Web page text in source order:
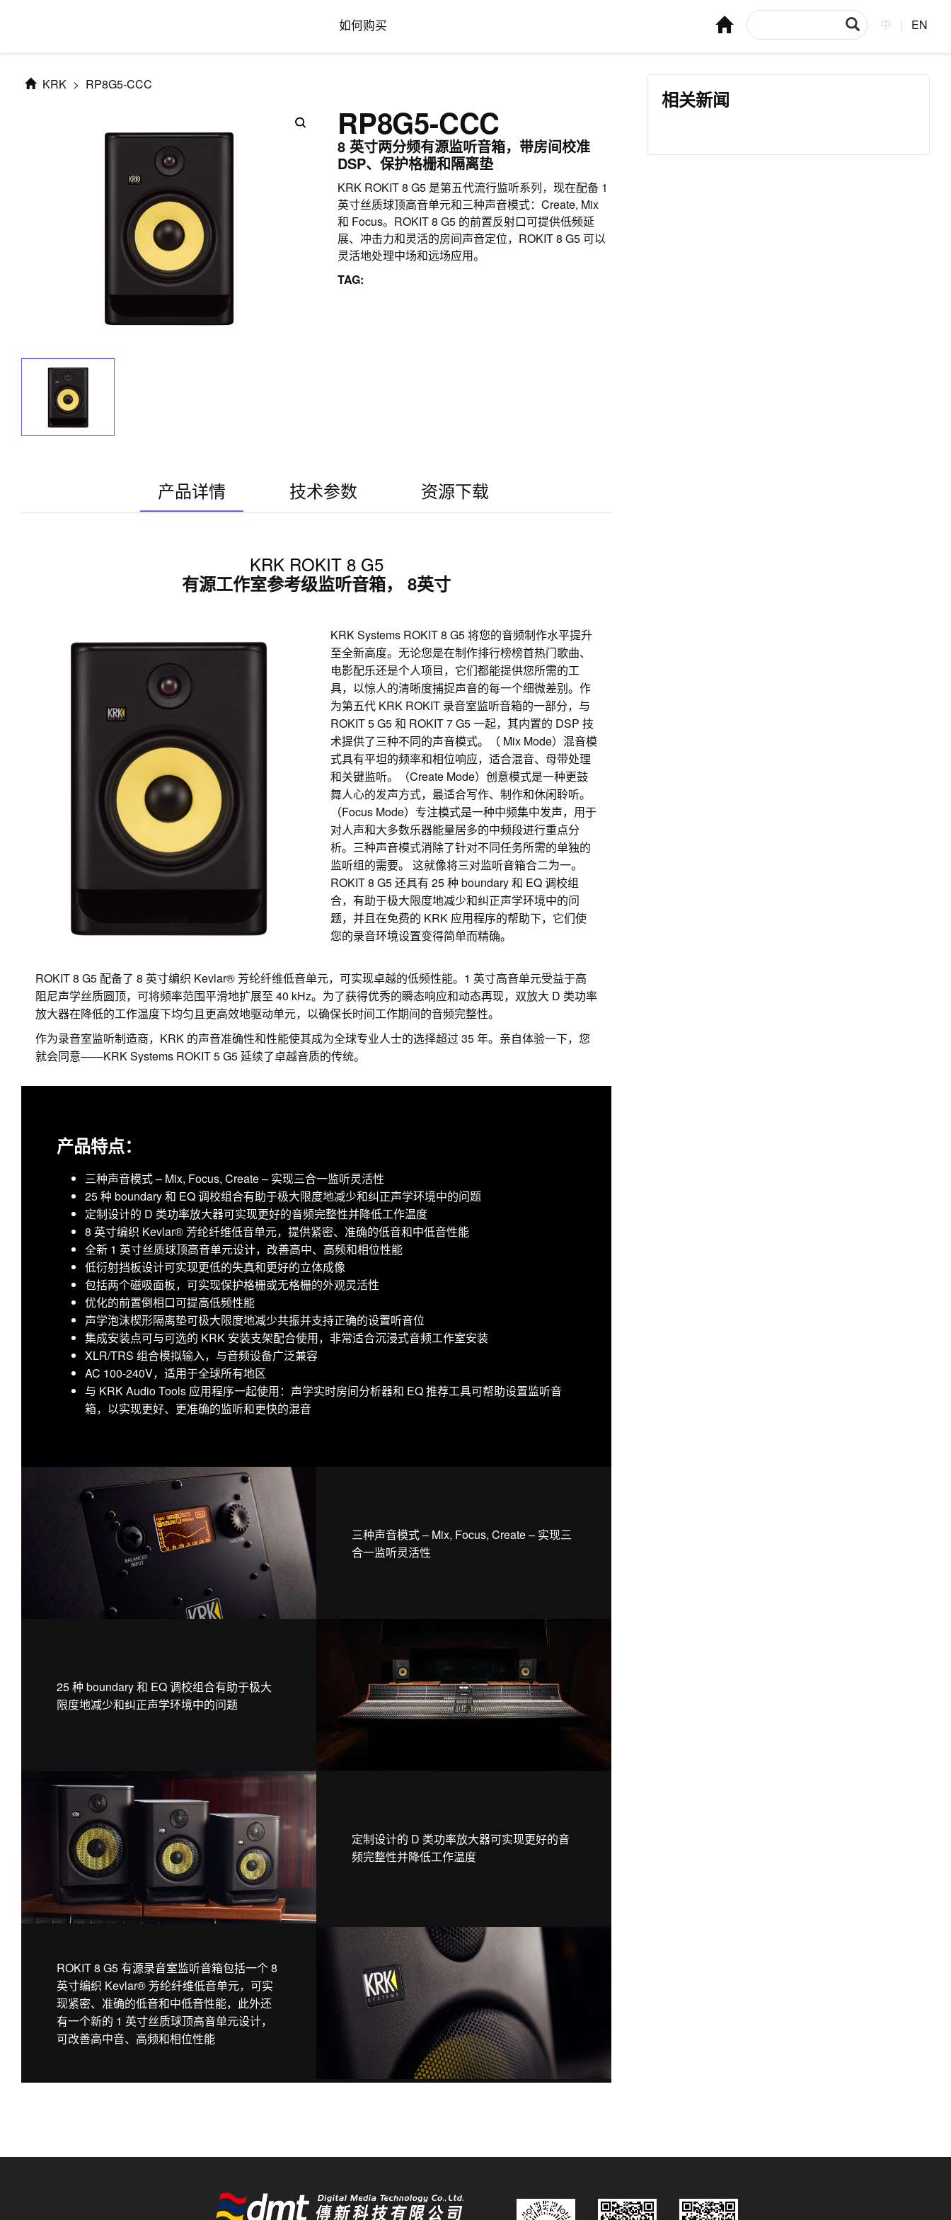
如何购买 中 EN
KRK > RP8G5-CCC
RP8G5-CCC
8 英寸两分频有源监听音箱，带房间校准
DSP、保护格栅和隔离垫
KRK ROKIT 8 G5 是第五代流行监听系列，现在配备 1
英寸丝质球顶高音单元和三种声音模式：Create, Mix
和 Focus。ROKIT 8 G5 的前置反射口可提供低频延
展、冲击力和灵活的房间声音定位，ROKIT 8 G5 可以
灵活地处理中场和远场应用。
TAG:
产品详情 技术参数 资源下载
KRK ROKIT 8 G5
有源工作室参考级监听音箱， 8英寸
KRK Systems ROKIT 8 G5 将您的音频制作水平提升
至全新高度。无论您是在制作排行榜榜首热门歌曲、
电影配乐还是个人项目，它们都能提供您所需的工
具，以惊人的清晰度捕捉声音的每一个细微差别。作
为第五代 KRK ROKIT 录音室监听音箱的一部分，与
ROKIT 5 G5 和 ROKIT 7 G5 一起，其内置的 DSP 技
术提供了三种不同的声音模式。（ Mix Mode）混音模
式具有平坦的频率和相位响应，适合混音、母带处理
和关键监听。（Create Mode）创意模式是一种更鼓
舞人心的发声方式，最适合写作、制作和休闲聆听。
（Focus Mode）专注模式是一种中频集中发声，用于
对人声和大多数乐器能量居多的中频段进行重点分
析。三种声音模式消除了针对不同任务所需的单独的
监听组的需要。 这就像将三对监听音箱合二为一。
ROKIT 8 G5 还具有 25 种 boundary 和 EQ 调校组
合，有助于极大限度地减少和纠正声学环境中的问
题，并且在免费的 KRK 应用程序的帮助下，它们使
您的录音环境设置变得简单而精确。
ROKIT 8 G5 配备了 8 英寸编织 Kevlar® 芳纶纤维低音单元，可实现卓越的低频性能。1 英寸高音单元受益于高
阻尼声学丝质圆顶，可将频率范围平滑地扩展至 40 kHz。为了获得优秀的瞬态响应和动态再现，双放大 D 类功率
放大器在降低的工作温度下均匀且更高效地驱动单元，以确保长时间工作期间的音频完整性。
作为录音室监听制造商，KRK 的声音准确性和性能使其成为全球专业人士的选择超过 35 年。亲自体验一下，您
就会同意——KRK Systems ROKIT 5 G5 延续了卓越音质的传统。
产品特点：
三种声音模式 – Mix, Focus, Create – 实现三合一监听灵活性
25 种 boundary 和 EQ 调校组合有助于极大限度地减少和纠正声学环境中的问题
定制设计的 D 类功率放大器可实现更好的音频完整性并降低工作温度
8 英寸编织 Kevlar® 芳纶纤维低音单元，提供紧密、准确的低音和中低音性能
全新 1 英寸丝质球顶高音单元设计，改善高中、高频和相位性能
低衍射挡板设计可实现更低的失真和更好的立体成像
包括两个磁吸面板，可实现保护格栅或无格栅的外观灵活性
优化的前置倒相口可提高低频性能
声学泡沫楔形隔离垫可极大限度地减少共振并支持正确的设置听音位
集成安装点可与可选的 KRK 安装支架配合使用，非常适合沉浸式音频工作室安装
XLR/TRS 组合模拟输入，与音频设备广泛兼容
AC 100-240V，适用于全球所有地区
与 KRK Audio Tools 应用程序一起使用：声学实时房间分析器和 EQ 推荐工具可帮助设置监听音
箱，以实现更好、更准确的监听和更快的混音
三种声音模式 – Mix, Focus, Create – 实现三
合一监听灵活性
25 种 boundary 和 EQ 调校组合有助于极大
限度地减少和纠正声学环境中的问题
定制设计的 D 类功率放大器可实现更好的音
频完整性并降低工作温度
ROKIT 8 G5 有源录音室监听音箱包括一个 8
英寸编织 Kevlar® 芳纶纤维低音单元，可实
现紧密、准确的低音和中低音性能，此外还
有一个新的 1 英寸丝质球顶高音单元设计，
可改善高中音、高频和相位性能
相关新闻